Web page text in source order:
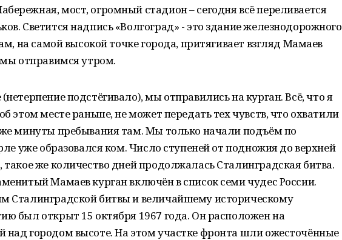
мост, огромный стадион – сегодня всё переливается
Светится надпись «Волгоград» - это здание железнодорожного
на самой высокой точке города, притягивает взгляд Мамаев
отправимся утром.
подстёгивало), мы отправились на курган. Всё, что я
этом месте раньше, не может передать тех чувств, что охватили
минуты пребывания там. Мы только начали подъём по
уже образовался ком. Число ступеней от подножия до верхней
же количество дней продолжалась Сталинградская битва.
Мамаев курган включён в список семи чудес России.
Сталинградской битвы и величайшему историческому
был открыт 15 октября 1967 года. Он расположен на
над городом высоте. На этом участке фронта шли ожесточённые